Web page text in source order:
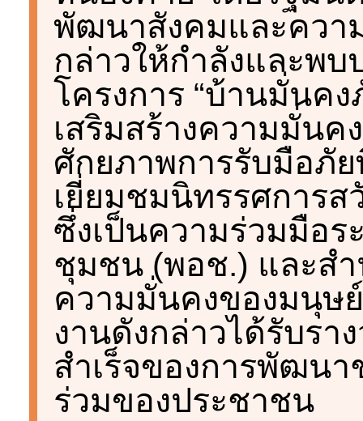
พัฒนาสังคมและควา
กล่าวให้กำลังและพ
โครงการ “บ้านมั่นค
เสริมสร้างความมั่น
ศักยภาพการรับมือภั
เยี่ยมชมนิทรรศการ
ซึ่งเป็นความร่วมมือ
ชุมชน (พอช.) และส
ความมั่นคงของมนุษ
งานดังกล่าวได้รับรา
สำเร็จของการพัฒน
ร่วมของประชาชน